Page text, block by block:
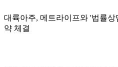
대륙아주, 메트라이프와 '법률상
약 체결